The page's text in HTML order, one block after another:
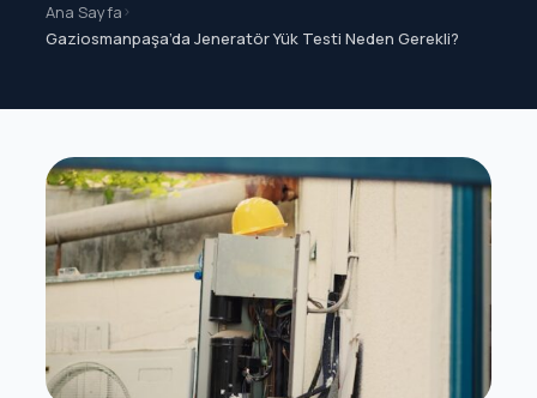
Ana Sayfa>
Gaziosmanpaşa’da Jeneratör Yük Testi Neden Gerekli?